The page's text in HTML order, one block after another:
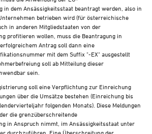
in dem Ansässigkeitsstaat beantragt werden, also in
betrieben wird (für österreichische
in anderen Mitgliedstaaten von der
profitieren wollen, muss die Beantragung in
Antrag soll dann eine
mit dem Suffix "-EX" ausgestellt
soll ab Mitteilung dieser
sein.
soll eine Verpflichtung zur Einreichung
über die Umsätze bestehen (Einreichung bis
folgenden Monats). Diese Meldungen
die grenzüberschreitende
in Anspruch nimmt, im Ansässigkeitsstaat unter
durchzuführen. Eine Überschreitung der